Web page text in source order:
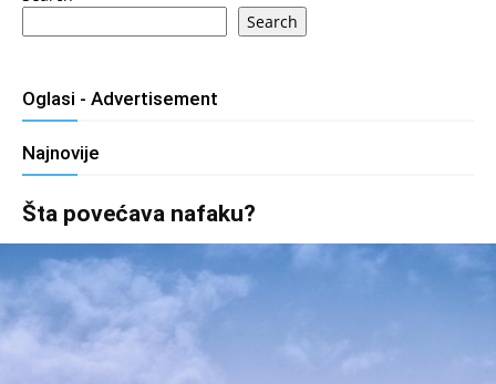
Search
Oglasi - Advertisement
Najnovije
Šta povećava nafaku?